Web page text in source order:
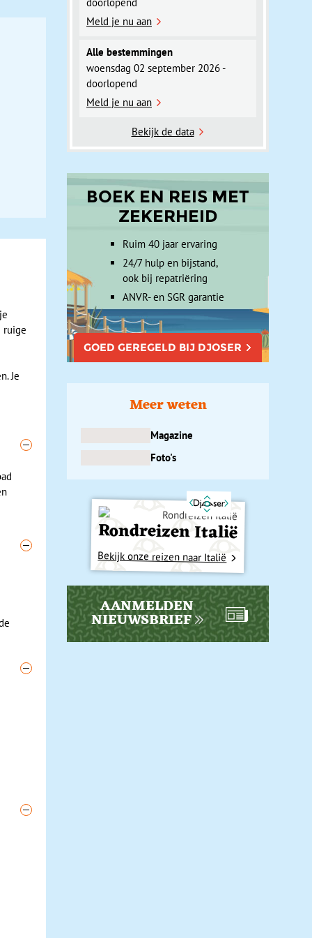
ruige
Je
BOEK EN REIS MET
ZEKERHEID
Ruim 40 jaar ervaring
24/7 hulp en bijstand,
ook bij repatriëring
ANVR- en SGR garantie
GOED GEREGELD BIJ DJOSER
Meld je nu aan
Alle bestemmingen
woensdag 02 september 2026 -
doorlopend
Meld je nu aan
Bekijk de data
Meer weten
Magazine
Foto's
Rondreizen Italië
Bekijk onze reizen naar Italië
AANMELDEN
NIEUWSBRIEF